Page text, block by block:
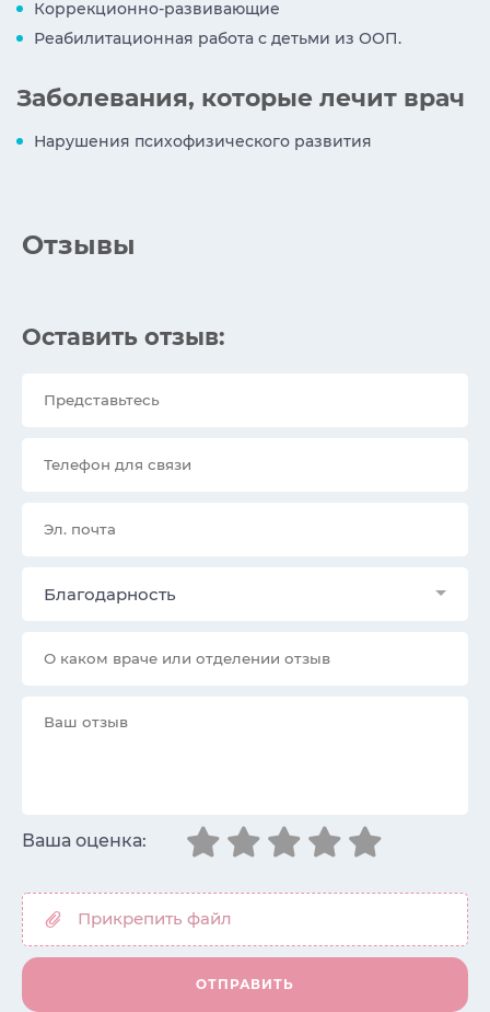
Коррекционно-развивающие
Реабилитационная работа с детьми из ООП.
Заболевания, которые лечит врач
Нарушения психофизического развития
Отзывы
Оставить отзыв:
Благодарность
Ваша оценка: